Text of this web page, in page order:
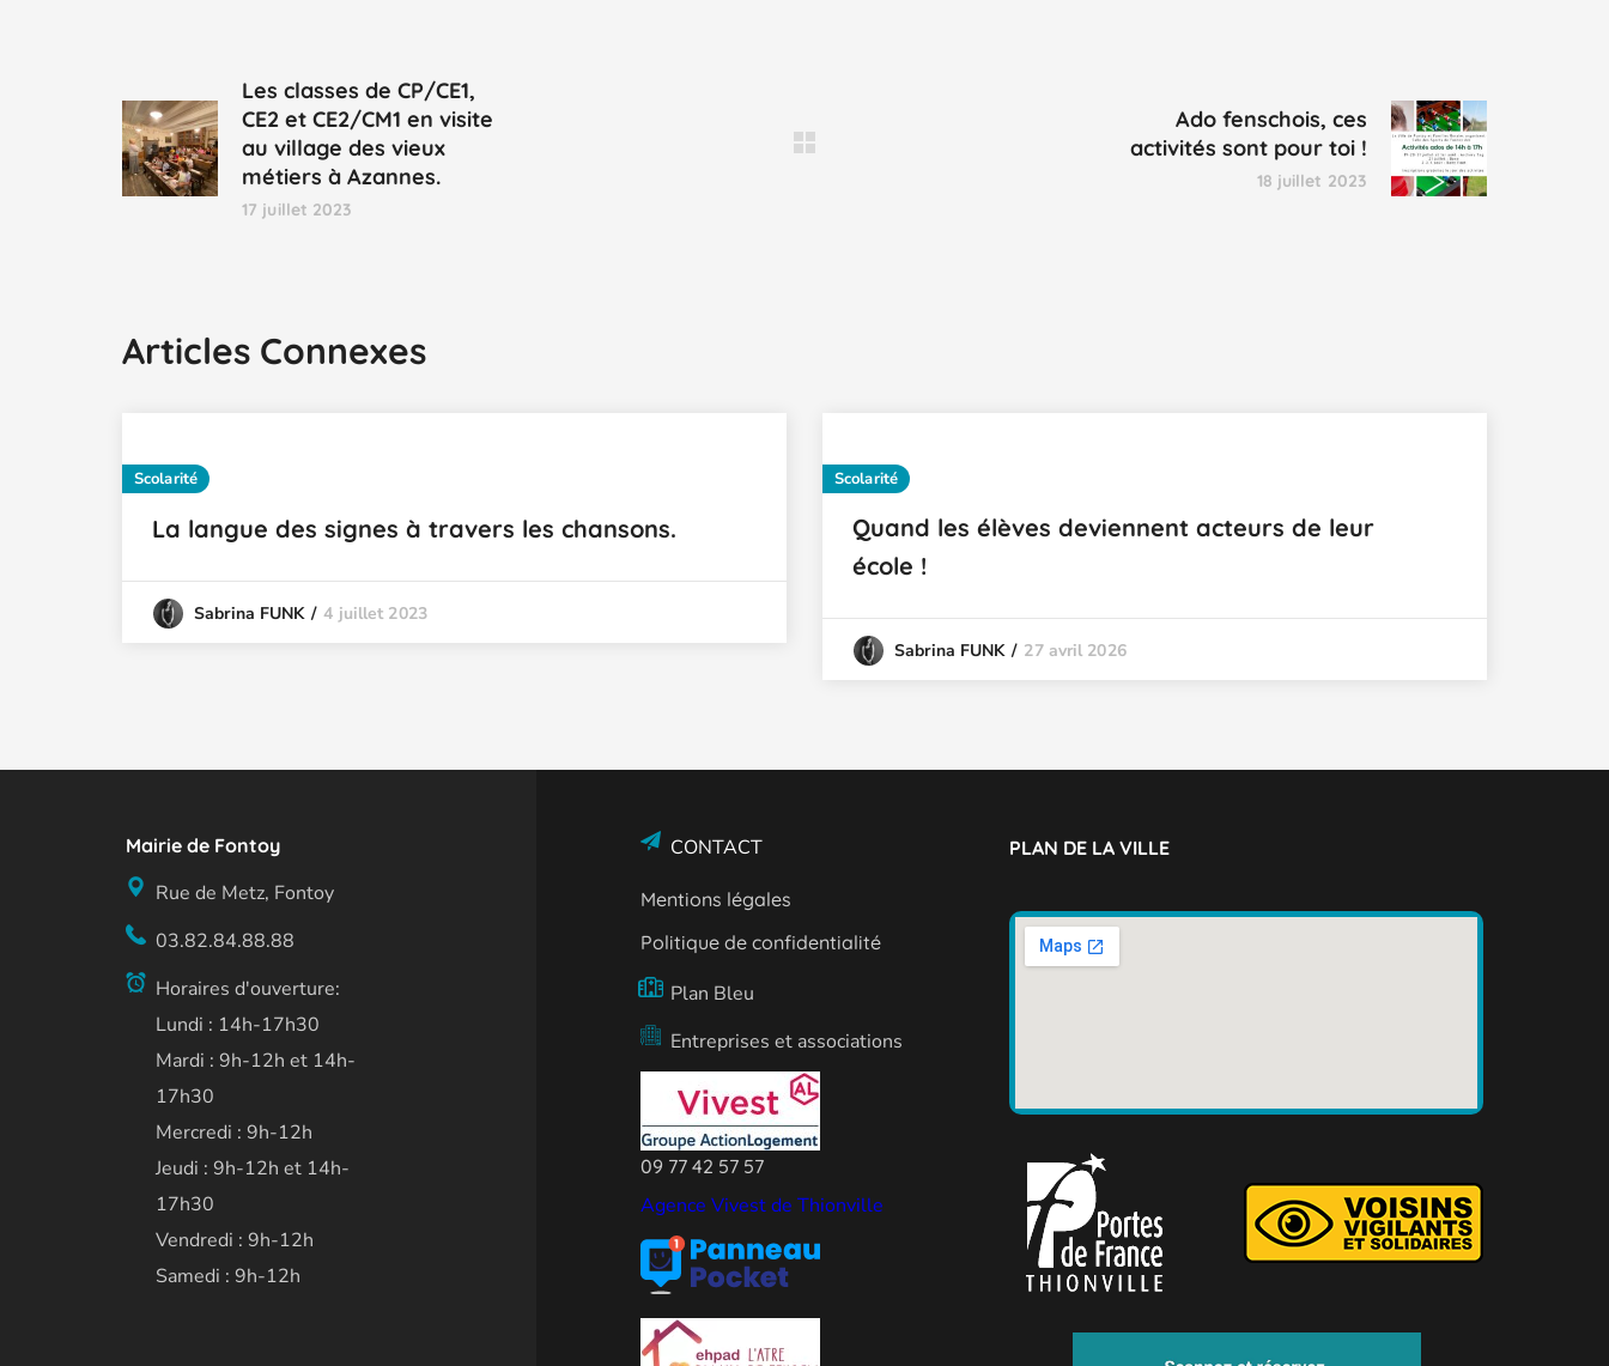
Les classes de CP/CE1,
CE2 et CE2/CM1 en visite
au village des vieux
métiers à Azannes.
17 juillet 2023
Ado fenschois, ces
activités sont pour toi !
18 juillet 2023
Articles Connexes
Scolarité
La langue des signes à travers les chansons.
Sabrina FUNK 4 juillet 2023
Scolarité
Quand les élèves deviennent acteurs de leur
école !
Sabrina FUNK 27 avril 2026
Mairie de Fontoy
Rue de Metz, Fontoy
03.82.84.88.88
Horaires d'ouverture:
Lundi : 14h-17h30
Mardi : 9h-12h et 14h-
17h30
Mercredi : 9h-12h
Jeudi : 9h-12h et 14h-
17h30
Vendredi : 9h-12h
Samedi : 9h-12h
CONTACT
Mentions légales
Politique de confidentialité
Plan Bleu
Entreprises et associations
09 77 42 57 57
Agence Vivest de Thionville
PLAN DE LA VILLE